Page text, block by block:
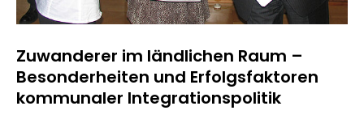
Zuwanderer im ländlichen Raum –
Besonderheiten und Erfolgsfaktoren
kommunaler Integrationspolitik